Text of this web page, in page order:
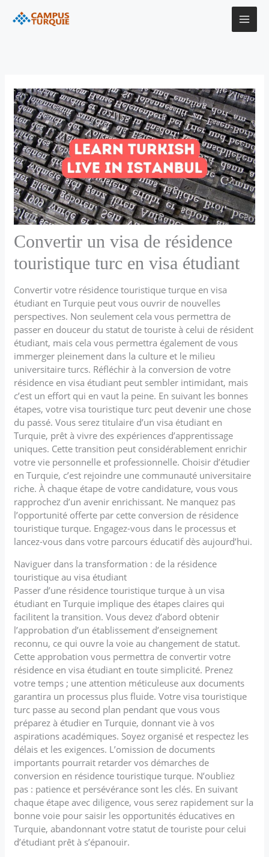
Convertir un visa de résidence
touristique turc en visa étudiant
Convertir votre résidence touristique turque en visa
étudiant en Turquie peut vous ouvrir de nouvelles
perspectives. Non seulement cela vous permettra de
passer en douceur du statut de touriste à celui de résident
étudiant, mais cela vous permettra également de vous
immerger pleinement dans la culture et le milieu
universitaire turcs. Réfléchir à la conversion de votre
résidence en visa étudiant peut sembler intimidant, mais
c’est un effort qui en vaut la peine. En suivant les bonnes
étapes, votre visa touristique turc peut devenir une chose
du passé. Vous serez titulaire d’un visa étudiant en
Turquie, prêt à vivre des expériences d’apprentissage
uniques. Cette transition peut considérablement enrichir
votre vie personnelle et professionnelle. Choisir d’étudier
en Turquie, c’est rejoindre une communauté universitaire
riche. À chaque étape de votre candidature, vous vous
rapprochez d’un avenir enrichissant. Ne manquez pas
l’opportunité offerte par cette conversion de résidence
touristique turque. Engagez-vous dans le processus et
lancez-vous dans votre parcours éducatif dès aujourd’hui.
Naviguer dans la transformation : de la résidence
touristique au visa étudiant
Passer d’une résidence touristique turque à un visa
étudiant en Turquie implique des étapes claires qui
facilitent la transition. Vous devez d’abord obtenir
l’approbation d’un établissement d’enseignement
reconnu, ce qui ouvre la voie au changement de statut.
Cette approbation vous permettra de convertir votre
résidence en visa étudiant en toute simplicité. Prenez
votre temps ; une attention méticuleuse aux documents
garantira un processus plus fluide. Votre visa touristique
turc passe au second plan pendant que vous vous
préparez à étudier en Turquie, donnant vie à vos
aspirations académiques. Soyez organisé et respectez les
délais et les exigences. L’omission de documents
importants pourrait retarder vos démarches de
conversion en résidence touristique turque. N’oubliez
pas : patience et persévérance sont les clés. En suivant
chaque étape avec diligence, vous serez rapidement sur la
bonne voie pour saisir les opportunités éducatives en
Turquie, abandonnant votre statut de touriste pour celui
d’étudiant prêt à s’épanouir.